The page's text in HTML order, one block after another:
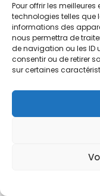
Pour offrir les
technologies telles que
informations des
nous permettra de
de navigation ou les ID
consentir ou de retirer
sur certaines
https://
6
https://